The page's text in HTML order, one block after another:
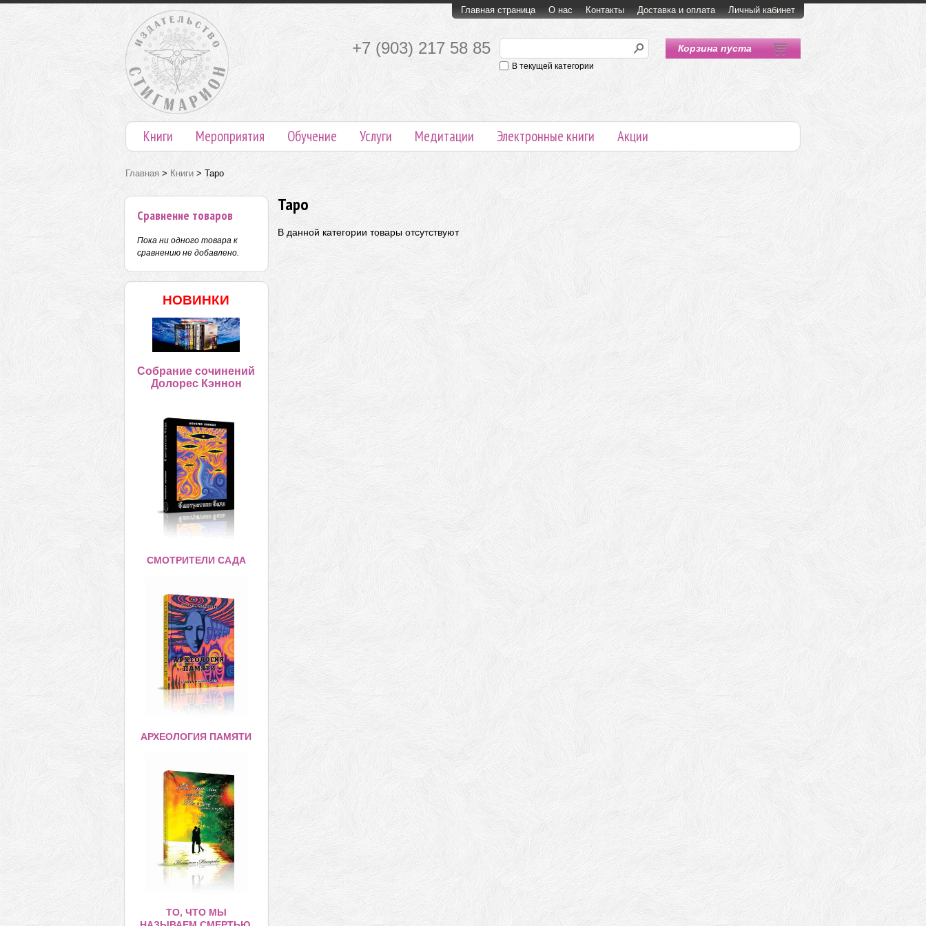
Главная страница О нас Контакты Доставка и оплата Личный кабинет
+7 (903) 217 58 85
В текущей категории
Корзина пуста
Книги Мероприятия Обучение Услуги Медитации Электронные книги Акции
Главная > Книги > Таро
Таро
В данной категории товары отсутствуют
Сравнение товаров
Пока ни одного товара к
сравнению не добавлено.
НОВИНКИ
Собрание сочинений
Долорес Кэннон
СМОТРИТЕЛИ САДА
АРХЕОЛОГИЯ ПАМЯТИ
ТО, ЧТО МЫ